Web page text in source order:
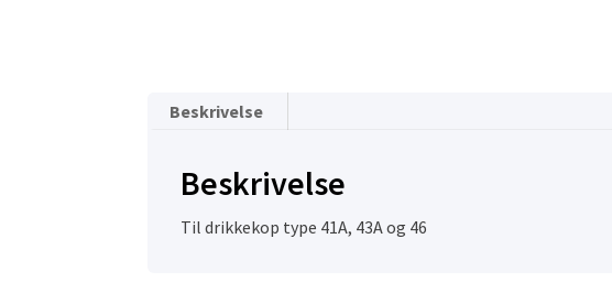
Beskrivelse
Beskrivelse
Til drikkekop type 41A, 43A og 46